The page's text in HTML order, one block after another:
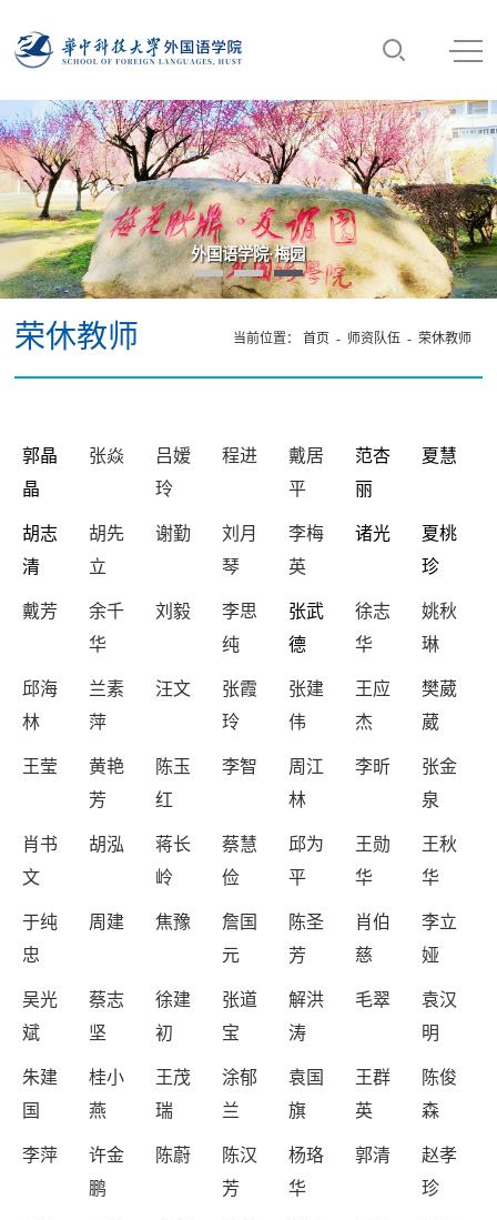
“数智·语言·未来：AI时代外语学科发展高端论
荣休教师 当前位置： 首页 - 师资队伍- 荣休教师
郭晶
晶
张焱
吕嫒
玲
程进
戴居
平
范杏
丽
夏慧
胡志
清
胡先
立
谢勤
刘月
琴
李梅
英
诸光
夏桃
珍
戴芳
余千
华
刘毅
李思
纯
张武
德
徐志
华
姚秋
琳
邱海
林
兰素
萍
汪文
张霞
玲
张建
伟
王应
杰
樊葳
葳
王莹
黄艳
芳
陈玉
红
李智
周江
林
李昕
张金
泉
肖书
文
胡泓
蒋长
岭
蔡慧
俭
邱为
平
王勋
华
王秋
华
于纯
忠
周建 焦豫
詹国
元
陈圣
芳
肖伯
慈
李立
娅
吴光
斌
蔡志
坚
徐建
初
张道
宝
解洪
涛
毛翠
袁汉
明
朱建
国
桂小
燕
王茂
瑞
涂郁
兰
袁国
旗
王群
英
陈俊
森
李萍
许金
鹏
陈蔚
陈汉
芳
杨珞
华
郭清
赵孝
珍